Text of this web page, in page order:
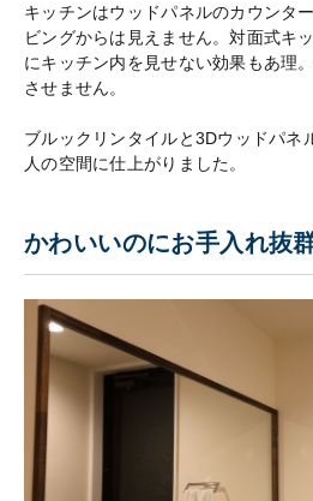
キッチンはウッドパネルのカウンタ
ビングからは見えません。対面式キ
にキッチン内を見せない効果もあ理
させません。
ブルックリンタイルと3Dウッドパネ
人の空間に仕上がりました。
かわいいのにお手入れ抜